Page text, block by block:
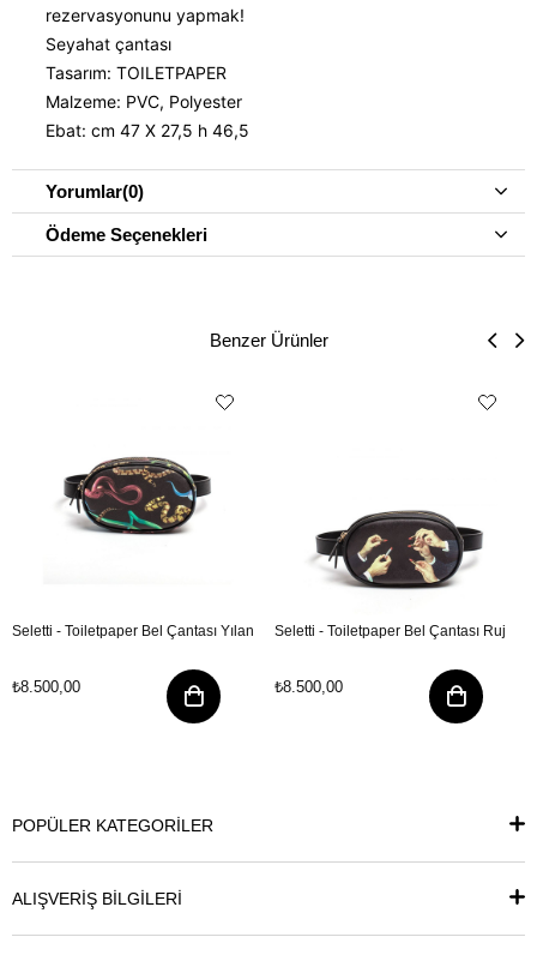
rezervasyonunu yapmak!
Seyahat çantası
Tasarım: TOILETPAPER
Malzeme: PVC, Polyester
Ebat: cm 47 X 27,5 h 46,5
Yorumlar(0)
Ödeme Seçenekleri
Benzer Ürünler
Seletti - Toiletpaper Bel Çantası Yılan
₺8.500,00
Seletti - Toiletpaper Bel Çantası Ruj
₺8.500,00
POPÜLER KATEGORİLER
ALIŞVERİŞ BİLGİLERİ